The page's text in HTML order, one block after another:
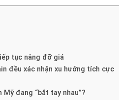
tục nâng đỡ giá
đều xác nhận xu hướng tích cực
đang “bắt tay nhau”?